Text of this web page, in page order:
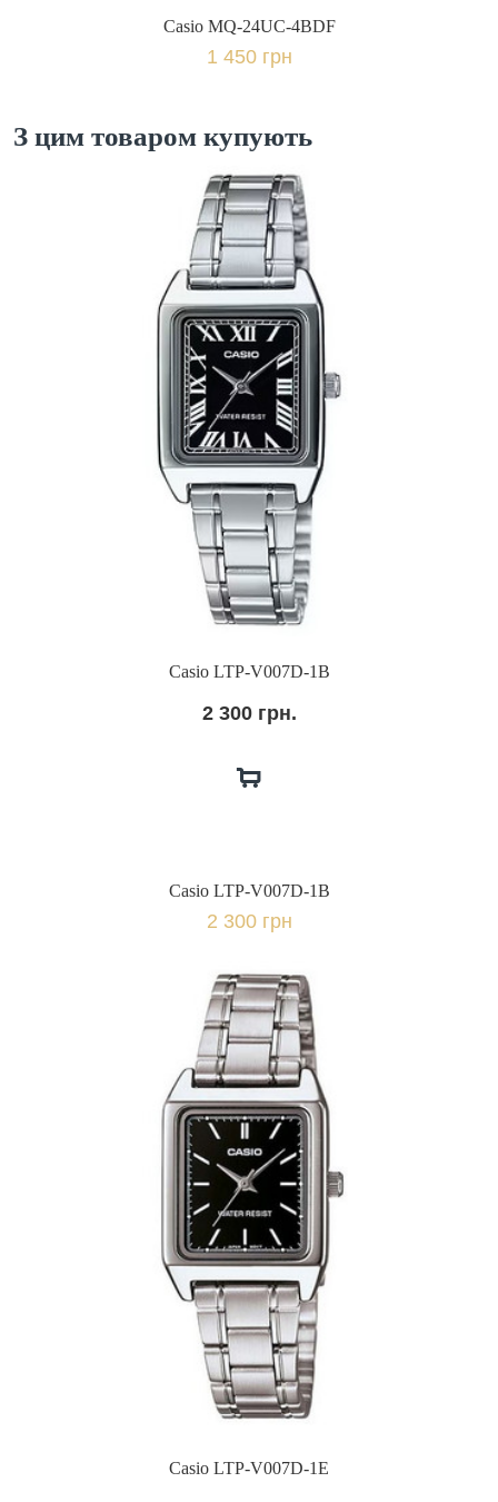
Casio MQ-24UC-4BDF
1 450 грн
З цим товаром купують
Casio LTP-V007D-1B
2 300 грн.
Casio LTP-V007D-1B
2 300 грн
Casio LTP-V007D-1E